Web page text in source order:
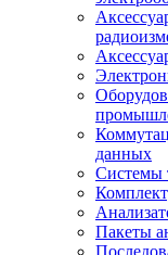
данных
Системы
Пакеты